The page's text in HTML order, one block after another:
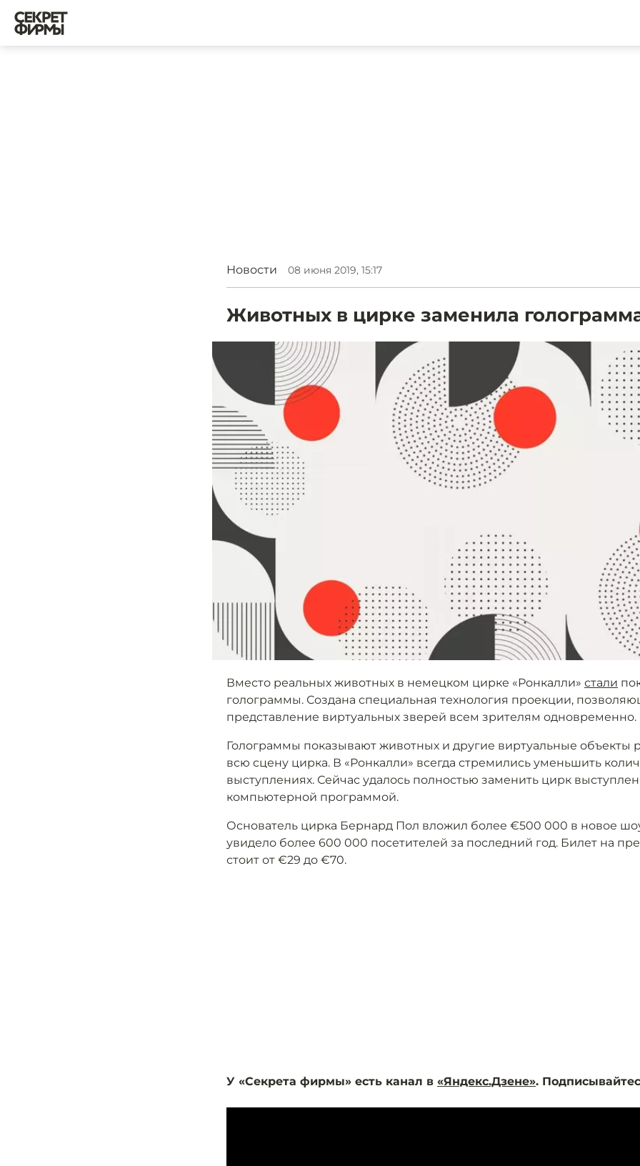
Новости 08 июня 2019, 15:17
Животных в цирке заменила
Вместо реальных животных в немецком цирке «Ронкалли» стали
голограммы. Создана специальная технология проекции,
представление виртуальных зверей всем зрителям одновременно.
Голограммы показывают животных и другие виртуальные объекты
всю сцену цирка. В «Ронкалли» всегда стремились уменьшить
выступлениях. Сейчас удалось полностью заменить цирк
компьютерной программой.
Основатель цирка Бернард Пол вложил более €500 000 в новое
увидело более 600 000 посетителей за последний год. Билет на
стоит от €29 до €70.
У «Секрета фирмы» есть канал в «Яндекс.Дзене».